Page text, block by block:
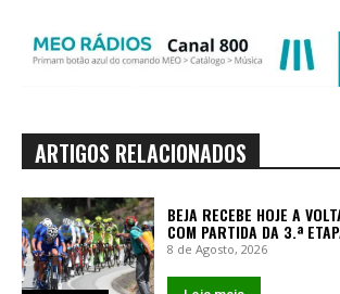
ARTIGOS RELACIONADOS
BEJA RECEBE HOJE A
COM PARTIDA DA 3.ª
8 de Agosto, 2026